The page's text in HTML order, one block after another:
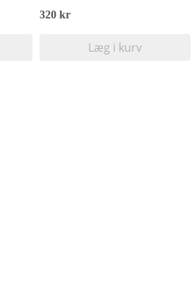
320 kr
Læg i kurv